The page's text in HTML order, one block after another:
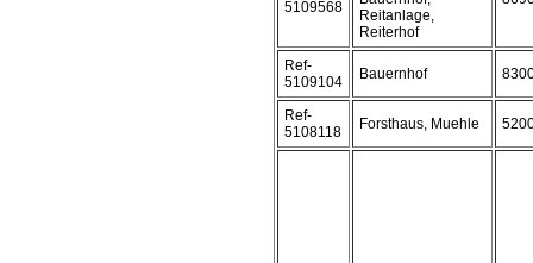
5109568
Reitanlage,
Reiterhof
Ref-
5109104
Bauernhof
Ref-
5108118
Forsthaus, Muehle